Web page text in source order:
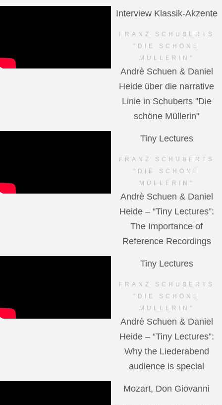
Interview Klassik-Akzente
FRANZ SCHUBERTS
"DIE SCHÖNE
MÜLLERIN"
Andrè Schuen & Daniel
Heide über die narrative
Linie in Schuberts "Die
schöne Müllerin"
Tiny Lectures
FRANZ SCHUBERTS
"DIE SCHÖNE
MÜLLERIN"
Andrè Schuen & Daniel
Heide – “Tiny Lectures”:
The Importance of
Reference Recordings
Tiny Lectures
FRANZ SCHUBERTS
"DIE SCHÖNE
MÜLLERIN"
Andrè Schuen & Daniel
Heide – “Tiny Lectures”:
Why the Liederabend
audience is special
Mozart, Don Giovanni